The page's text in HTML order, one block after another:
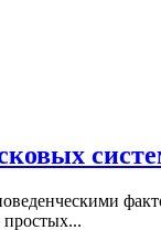
простых...